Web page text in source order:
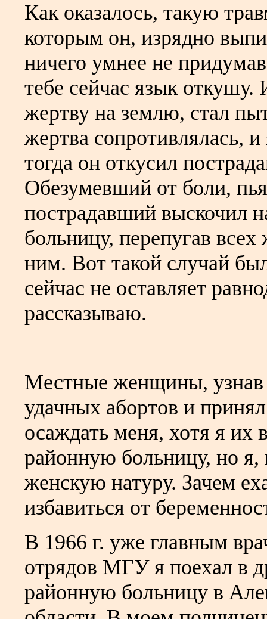
Как оказалось, такую
которым он, изрядно
ничего умнее не
тебе сейчас язык
жертву на землю, стал
жертва сопротивлялась,
тогда он откусил
Обезумевший от боли,
пострадавший выскочил
больницу, перепугав
ним. Вот такой случай
сейчас не оставляет
рассказываю.
Местные женщины, узнав
удачных абортов и
осаждать меня, хотя я их
районную больницу, но
женскую натуру. Зачем
избавиться от
В 1966 г. уже главным
отрядов МГУ я поехал в
районную больницу в